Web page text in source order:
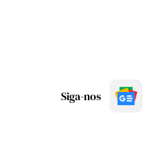
Siga-nos